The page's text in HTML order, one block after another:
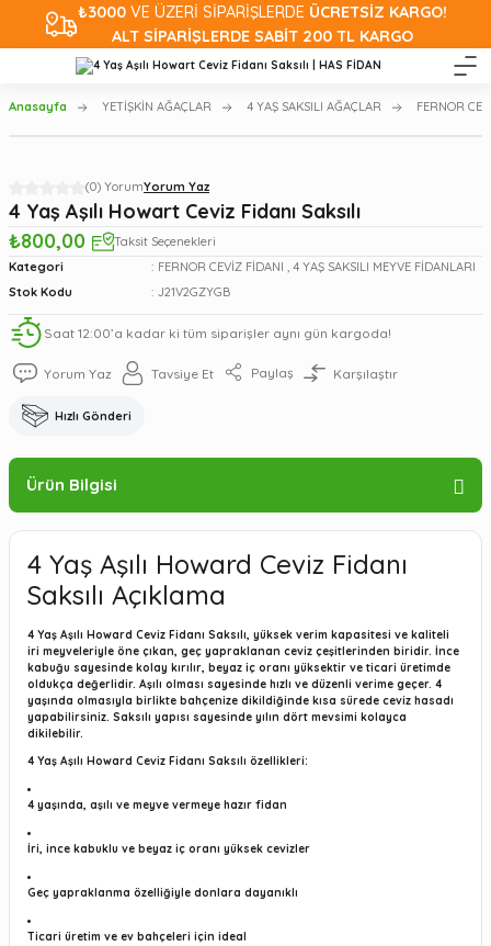
₺3000VE ÜZERİ SİPARİŞLERDE ÜCRETSİZ KARGO!
ALT SİPARİŞLERDE SABİT 200 TL KARGO
Anasayfa YETİŞKİN AĞAÇLAR 4 YAŞ SAKSILI AĞAÇLAR FERNOR
(0) YorumYorum Yaz
4 Yaş Aşılı Howart Ceviz Fidanı Saksılı
₺800,00
Taksit Seçenekleri
Kategori
FERNOR CEVİZ FİDANI , 4 YAŞ SAKSILI MEYVE FİDANLARI
Stok Kodu
J21V2GZYGB
Saat 12:00’a kadar ki tüm siparişler aynı gün kargoda!
Yorum Yaz Tavsiye Et Paylaş Karşılaştır
Hızlı Gönderi
Ürün Bilgisi
4 Yaş Aşılı Howard Ceviz Fidanı
Saksılı Açıklama
4 Yaş Aşılı Howard Ceviz Fidanı Saksılı, yüksek verim kapasitesi ve kaliteli
iri meyveleriyle öne çıkan, geç yapraklanan ceviz çeşitlerinden biridir. İnce
kabuğu sayesinde kolay kırılır, beyaz iç oranı yüksektir ve ticari üretimde
oldukça değerlidir. Aşılı olması sayesinde hızlı ve düzenli verime geçer. 4
yaşında olmasıyla birlikte bahçenize dikildiğinde kısa sürede ceviz hasadı
yapabilirsiniz. Saksılı yapısı sayesinde yılın dört mevsimi kolayca
dikilebilir.
4 Yaş Aşılı Howard Ceviz Fidanı Saksılı özellikleri:
4 yaşında, aşılı ve meyve vermeye hazır fidan
İri, ince kabuklu ve beyaz iç oranı yüksek cevizler
Geç yapraklanma özelliğiyle donlara dayanıklı
Ticari üretim ve ev bahçeleri için ideal